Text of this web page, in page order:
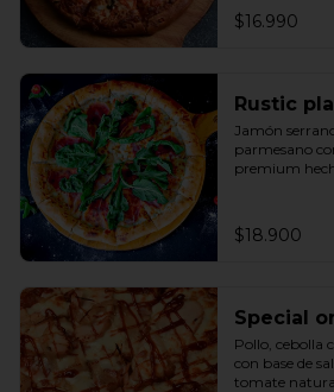
$16.990
Rustic
Jamón
parmesano
premium
$18.900
Special
Pollo, cebolla
con base de
tomate